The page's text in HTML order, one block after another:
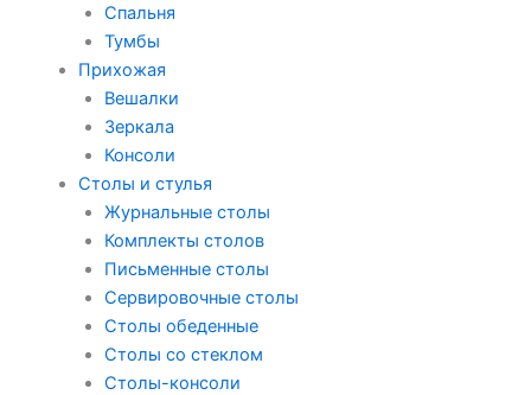
Спальня
Тумбы
Прихожая
Вешалки
Зеркала
Консоли
Столы и стулья
Журнальные столы
Комплекты столов
Письменные столы
Сервировочные столы
Столы обеденные
Столы со стеклом
Столы-консоли